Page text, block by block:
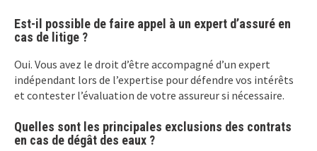
Est-il possible de faire appel à un expert d’assuré en
cas de litige ?
Oui. Vous avez le droit d’être accompagné d’un expert
indépendant lors de l’expertise pour défendre vos intérêts
et contester l’évaluation de votre assureur si nécessaire.
Quelles sont les principales exclusions des contrats
en cas de dégât des eaux ?